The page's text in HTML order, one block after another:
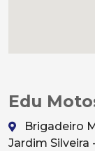
Edu
Brigadeiro
Jardim Silveira